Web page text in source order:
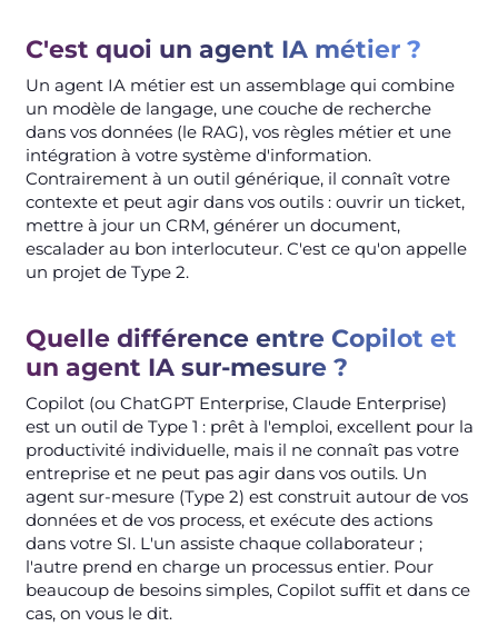
C'est quoi un agent IA métier ?
Un agent IA métier est un assemblage qui combine
un modèle de langage, une couche de recherche
dans vos données (le RAG), vos règles métier et une
intégration à votre système d'information.
Contrairement à un outil générique, il connaît votre
contexte et peut agir dans vos outils : ouvrir un ticket,
mettre à jour un CRM, générer un document,
escalader au bon interlocuteur. C'est ce qu'on appelle
un projet de Type 2.
Quelle différence entre Copilot et
un agent IA sur-mesure ?
Copilot (ou ChatGPT Enterprise, Claude Enterprise)
est un outil de Type 1 : prêt à l'emploi, excellent pour la
productivité individuelle, mais il ne connaît pas votre
entreprise et ne peut pas agir dans vos outils. Un
agent sur-mesure (Type 2) est construit autour de vos
données et de vos process, et exécute des actions
dans votre SI. L'un assiste chaque collaborateur ;
l'autre prend en charge un processus entier. Pour
beaucoup de besoins simples, Copilot suffit et dans ce
cas, on vous le dit.